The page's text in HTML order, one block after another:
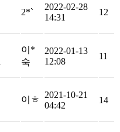
2*`
2022-02-28
14:31
12
이*
숙
2022-01-13
12:08
11
이ㅎ
2021-10-21
04:42
14